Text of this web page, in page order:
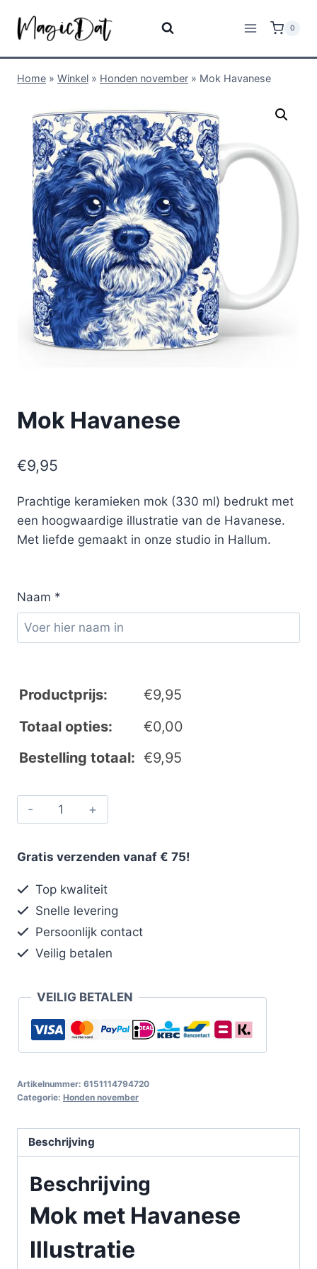
0
Home » Winkel » Honden november » Mok Havanese
Mok Havanese
€9,95
Prachtige keramieken mok (330 ml) bedrukt met
een hoogwaardige illustratie van de Havanese.
Met liefde gemaakt in onze studio in Hallum.
Naam *
Productprijs: €9,95
Totaal opties:
€0,00
Bestelling totaal: €9,95
Gratis verzenden vanaf € 75!
Top kwaliteit
Snelle levering
Persoonlijk contact
Veilig betalen
VEILIG BETALEN
Artikelnummer: 6151114794720
Categorie: Honden november
Beschrijving
Beschrijving
Mok met Havanese
Illustratie